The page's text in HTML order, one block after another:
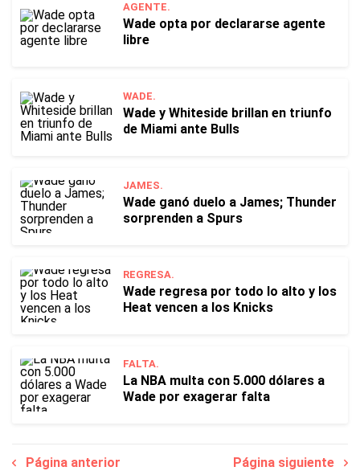
AGENTE.
Wade opta por declararse agente
libre
WADE.
Wade y Whiteside brillan en triunfo
de Miami ante Bulls
JAMES.
Wade ganó duelo a James; Thunder
sorprenden a Spurs
REGRESA.
Wade regresa por todo lo alto y los
Heat vencen a los Knicks
FALTA.
La NBA multa con 5.000 dólares a
Wade por exagerar falta
Página anterior Página siguiente